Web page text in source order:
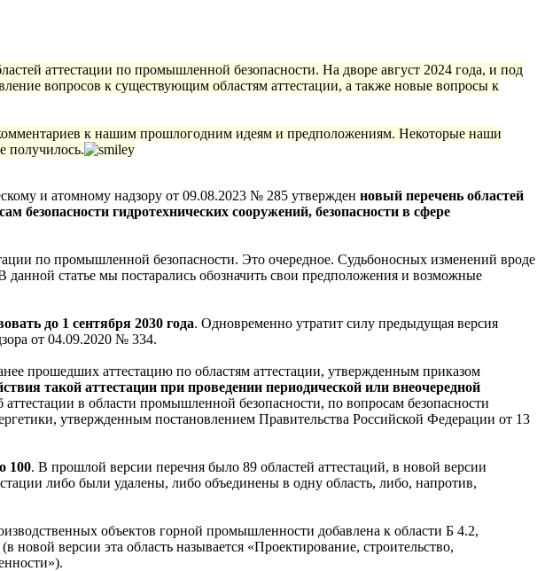
аттестации по промышленной безопасности. На дворе август 2024 года, и под
вопросов к существующим областям аттестации, а также новые вопросы к
к нашим прошлогодним идеям и предположениям. Некоторые наши
получилось.
и атомному надзору от 09.08.2023 № 285 утвержден новый перечень областей
безопасности гидротехнических сооружений, безопасности в сфере
по промышленной безопасности. Это очередное. Судьбоносных изменений вроде
статье мы постарались обозначить свои предположения и возможные
до 1 сентября 2030 года. Одновременно утратит силу предыдущая версия
от 04.09.2020 № 334.
прошедших аттестацию по областям аттестации, утвержденным приказом
такой аттестации при проведении периодической или внеочередной
в области промышленной безопасности, по вопросам безопасности
утвержденным постановлением Правительства Российской Федерации от 13
100. В прошлой версии перечня было 89 областей аттестаций, в новой версии
либо были удалены, либо объединены в одну область, либо, напротив,
объектов горной промышленности добавлена к области Б 4.2,
новой версии эта область называется «Проектирование, строительство,